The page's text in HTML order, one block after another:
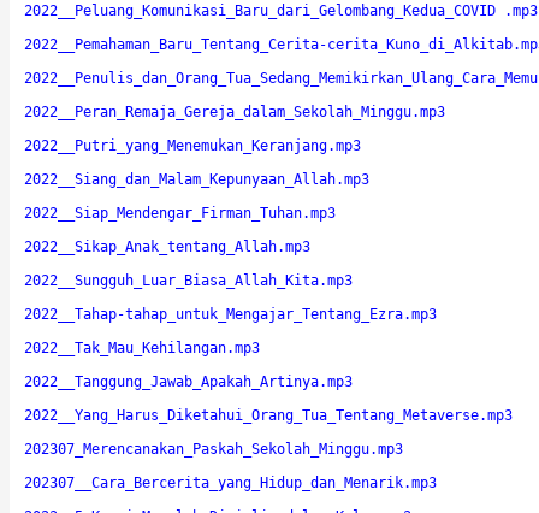
2022__Peluang_Komunikasi_Baru_dari_Gelombang_Kedua_COVID .mp3
2022__Pemahaman_Baru_Tentang_Cerita-
2022__Peran_Remaja_Gereja_dalam_Sekolah_Minggu.mp3
2022__Putri_yang_Menemukan_Keranjang.mp3
2022__Siang_dan_Malam_Kepunyaan_Allah.mp3
2022__Siap_Mendengar_Firman_Tuhan.mp3
2022__Sikap_Anak_tentang_Allah.mp3
2022__Sungguh_Luar_Biasa_Allah_Kita.mp3
2022__Tahap-tahap_untuk_Mengajar_Tentang_Ezra.mp3
2022__Tak_Mau_Kehilangan.mp3
2022__Tanggung_Jawab_Apakah_Artinya.mp3
2022__Yang_Harus_Diketahui_Orang_Tua_Tentang_Metaverse.mp3
202307_Merencanakan_Paskah_Sekolah_Minggu.mp3
202307__Cara_Bercerita_yang_Hidup_dan_Menarik.mp3